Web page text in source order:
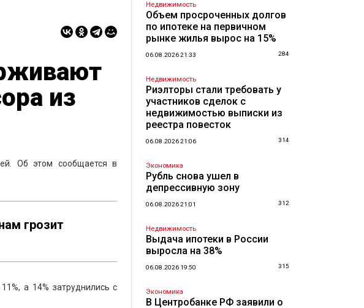
из
Об этом сообщается в
грозит
а 14% затруднились с
Недвижимость
Объем просроченных долгов
по ипотеке на первичном
рынке жилья вырос на 15%
06.08.2026 21:33 284
Недвижимость
Риэлторы стали требовать у
участников сделок с
недвижимостью выписки из
реестра повесток
06.08.2026 21:06 314
Экономика
Рубль снова ушел в
депрессивную зону
06.08.2026 21:01 312
Недвижимость
Выдача ипотеки в России
выросла на 38%
06.08.2026 19:50 315
Экономика
В Центробанке РФ заявили о